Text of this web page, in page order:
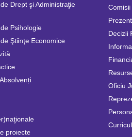
Drept şi Administraţie
Psihologie
Ştiinţe Economice
proiecte
Decizii
Oficiu